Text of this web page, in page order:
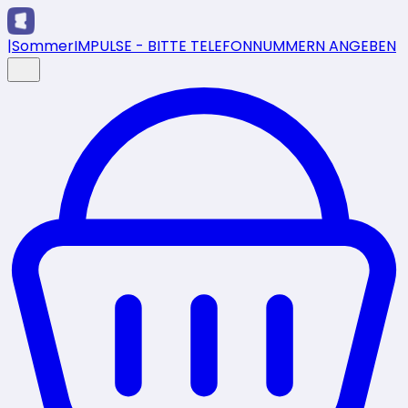
|SommerIMPULSE - BITTE TELEFONNUMMERN ANGEBEN